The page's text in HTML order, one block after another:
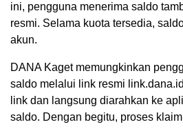
ini, pengguna menerima saldo
resmi. Selama kuota tersedia,
akun.
DANA Kaget memungkinkan
saldo melalui link resmi
link dan langsung diarahkan ke
saldo. Dengan begitu, proses